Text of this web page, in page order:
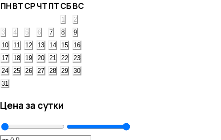
ПНВТСРЧТПТСБВС
1
2
3
4 5 6 7 8
9
10
11 12 13 14 15
16
17
18 19 20 21 22
23
24
25 26 27 28 29
30
31
Цена за сутки